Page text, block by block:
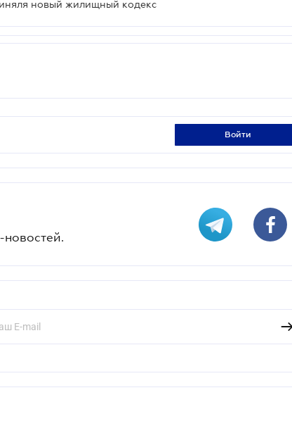
новый жилищный кодекс
войти
новостей.